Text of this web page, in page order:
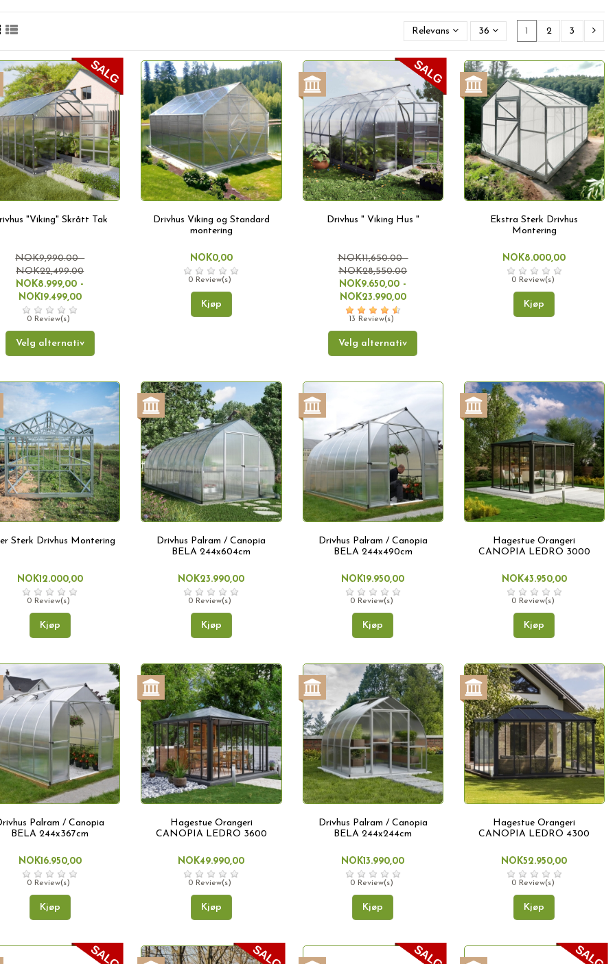
Relevans 36 1 2 3
"Viking" Skrått Tak
NOK9,990.00 -
NOK22,499.00
NOK8.999,00 -
NOK19.499,00
0 Review(s)
Velg alternativ
Drivhus Viking og Standard
montering
NOK0,00
0 Review(s)
Kjøp
Drivhus " Viking Hus "
NOK11,650.00 -
NOK28,550.00
NOK9.650,00 -
NOK23.990,00
13 Review(s)
Velg alternativ
Ekstra Sterk Drivhus
Montering
NOK8.000,00
0 Review(s)
Kjøp
Sterk Drivhus Montering
NOK12.000,00
0 Review(s)
Kjøp
Drivhus Palram / Canopia
BELA 244x604cm
NOK23.990,00
0 Review(s)
Kjøp
Drivhus Palram / Canopia
BELA 244x490cm
NOK19.950,00
0 Review(s)
Kjøp
Hagestue Orangeri
CANOPIA LEDRO 3000
NOK43.950,00
0 Review(s)
Kjøp
Palram / Canopia
BELA 244x367cm
NOK16.950,00
0 Review(s)
Kjøp
Hagestue Orangeri
CANOPIA LEDRO 3600
NOK49.990,00
0 Review(s)
Kjøp
Drivhus Palram / Canopia
BELA 244x244cm
NOK13.990,00
0 Review(s)
Kjøp
Hagestue Orangeri
CANOPIA LEDRO 4300
NOK52.950,00
0 Review(s)
Kjøp